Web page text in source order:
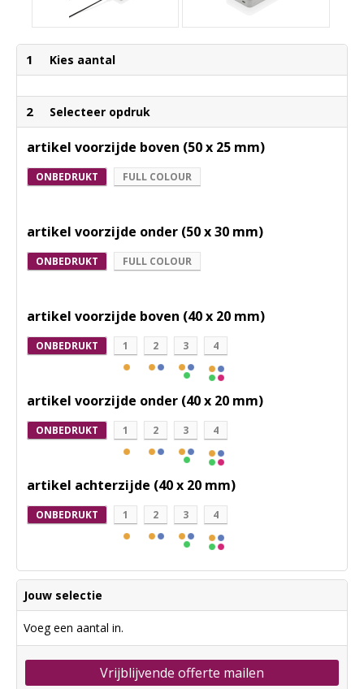
1 Kies aantal
2 Selecteer opdruk
artikel voorzijde boven (50 x 25 mm)
ONBEDRUKT FULL COLOUR
artikel voorzijde onder (50 x 30 mm)
ONBEDRUKT FULL COLOUR
artikel voorzijde boven (40 x 20 mm)
ONBEDRUKT 1 2 3 4
artikel voorzijde onder (40 x 20 mm)
ONBEDRUKT 1 2 3 4
artikel achterzijde (40 x 20 mm)
ONBEDRUKT 1 2 3 4
Jouw selectie
Voeg een aantal in.
Vrijblijvende offerte mailen